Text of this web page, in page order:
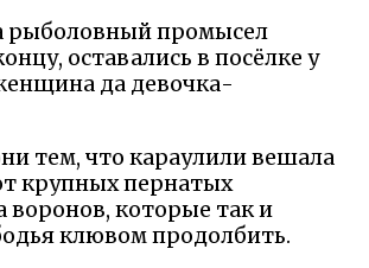
рыболовный промысел
оставались в посёлке у
да девочка-
тем, что караулили вешала
крупных пернатых
которые так и
клювом продолбить.